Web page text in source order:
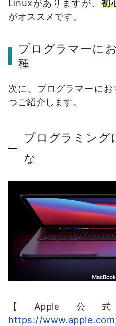
Linuxがありますが、 初
がオススメです。
プログラマーに
種
次に、プログラマーに
つご紹介します。
プログラミング
な
【Apple公
https://